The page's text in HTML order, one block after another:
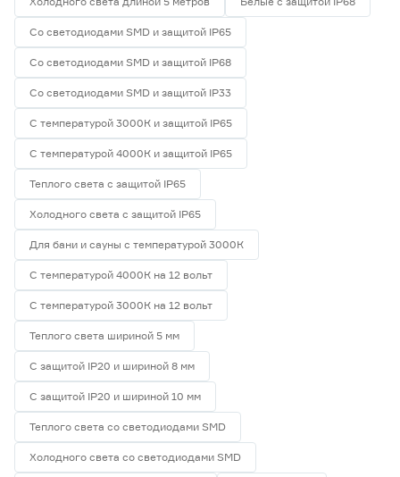
Со светодиодами SMD и защитой IP65
Со светодиодами SMD и защитой IP68
Со светодиодами SMD и защитой IP33
С температурой 3000К и защитой IP65
С температурой 4000К и защитой IP65
Теплого света с защитой IP65
Холодного света с защитой IP65
Для бани и сауны с температурой 3000К
С температурой 4000К на 12 вольт
С температурой 3000К на 12 вольт
Теплого света шириной 5 мм
С защитой IP20 и шириной 8 мм
С защитой IP20 и шириной 10 мм
Теплого света со светодиодами SMD
Холодного света со светодиодами SMD